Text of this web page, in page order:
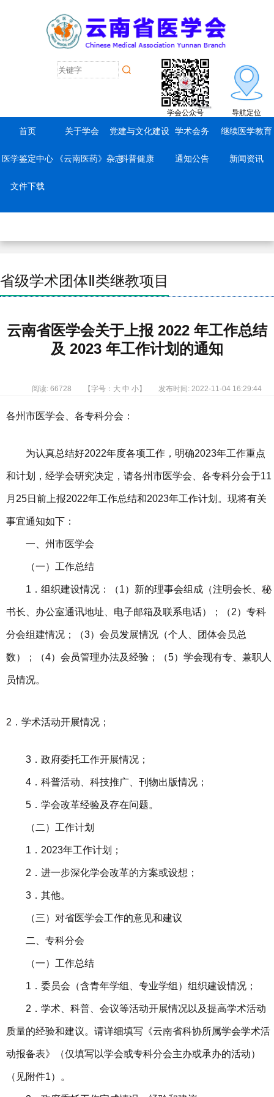
导航定位
学会公众号
首页 关于学会 党建与文化建设 学术会务 继续医学教育
医学鉴定中心 《云南医药》杂志科普健康 通知公告 新闻资讯
文件下载
省级学术团体Ⅱ类继教项目
云南省医学会关于上报 2022 年工作总结
及 2023 年工作计划的通知
发布时间: 2022-11-04 16:29:44
【字号： 大 中 小】
阅读: 66728
各州市医学会、各专科分会：
为认真总结好2022年度各项工作，明确2023年工作重点
和计划，经学会研究决定，请各州市医学会、各专科分会于11
月25日前上报2022年工作总结和2023年工作计划。现将有关
事宜通知如下：
一、州市医学会
（一）工作总结
1．组织建设情况：（1）新的理事会组成（注明会长、秘
书长、办公室通讯地址、电子邮箱及联系电话）；（2）专科
分会组建情况；（3）会员发展情况（个人、团体会员总
数）；（4）会员管理办法及经验；（5）学会现有专、兼职人
员情况。
2．学术活动开展情况；
3．政府委托工作开展情况；
4．科普活动、科技推广、刊物出版情况；
5．学会改革经验及存在问题。
（二）工作计划
1．2023年工作计划；
2．进一步深化学会改革的方案或设想；
3．其他。
（三）对省医学会工作的意见和建议
二、专科分会
（一）工作总结
1．委员会（含青年学组、专业学组）组织建设情况；
2．学术、科普、会议等活动开展情况以及提高学术活动
质量的经验和建议。请详细填写《云南省科协所属学会学术活
动报备表》（仅填写以学会或专科分会主办或承办的活动）
（见附件1）。